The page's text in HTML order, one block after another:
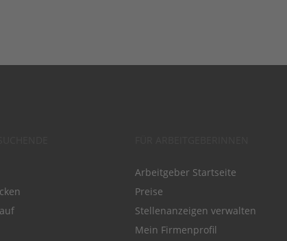
Arbeitgeber Startseite
Preise
Stellenanzeigen verwalten
Mein Firmenprofil